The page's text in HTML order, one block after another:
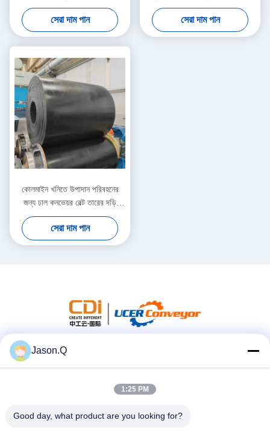
উপাদান পরিবহন
সেরা দাম পান
কনভেয়র বেল্ট
সেরা দাম পান
কোলমাইন খনিতে উপাদান পরিবহনের
জন্য ঢাল কনভেয়র বেল্ট তারের দড়ি
কনভেয়র বেল্ট ST630 ST800
সেরা দাম পান
দ্রুত যোগাযোগ
Jason.Q
1:25 PM
Good day, what product are you looking for?